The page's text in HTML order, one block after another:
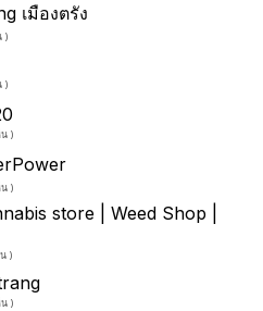
เมืองตรัง
)
)
)
)
store | Weed Shop |
)
)